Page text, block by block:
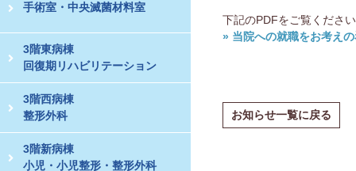
手術室・中央滅菌材料室
3階東病棟
回復期リハビリテーション
3階西病棟
整形外科
3階新病棟
小児・小児整形・整形外科
下記のPDFをご覧くださ
» 当院への就職をお考え
お知らせ一覧に戻る